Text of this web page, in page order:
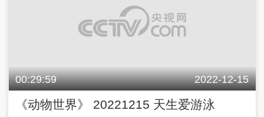
00:29:59 2022-12-15
《动物世界》 20221215 天生爱游泳